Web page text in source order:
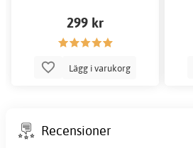
299 kr
Lägg i varukorg
Recensioner